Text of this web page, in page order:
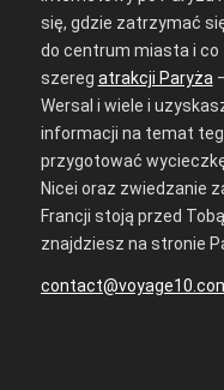
się, gdzie zatrzymać
do centrum miasta i
szereg atrakcji Paryża
Wersal i wiele i
informacji na temat
przygotować
Nicei oraz zwiedzanie
Francji stoją przed
znajdziesz na stronie